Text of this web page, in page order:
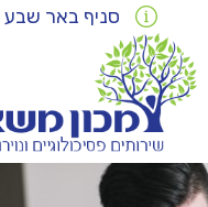
סניף באר שבע